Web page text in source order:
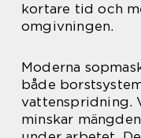
kortare tid och
omgivningen.
Moderna
både
vattenspridning.
minskar